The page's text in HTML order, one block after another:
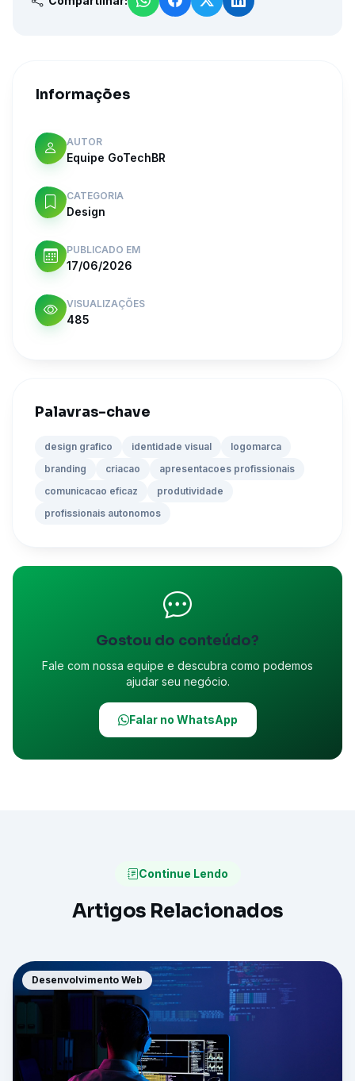
Informações
AUTOR
Equipe GoTechBR
CATEGORIA
Design
PUBLICADO EM
17/06/2026
VISUALIZAÇÕES
485
Palavras-chave
design grafico identidade visual
logomarca
branding
criacao
apresentacoes profissionais
comunicacao eficaz
produtividade
profissionais autonomos
Gostou do conteúdo?
Fale com nossa equipe e descubra como podemos
ajudar seu negócio.
Falar no WhatsApp
Continue Lendo
Artigos Relacionados
Desenvolvimento Web